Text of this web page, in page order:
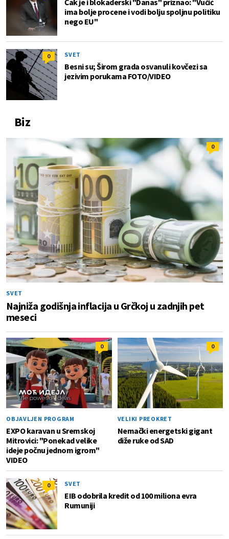
ima bolje procene i vodi bolju spoljnu politiku
nego EU"
0 SVET
Besni su; Širom grada osvanuli kovčezi sa
jezivim porukama FOTO/VIDEO
Biz
0
SVET
Najniža godišnja inflacija u Grčkoj u zadnjih pet
meseci
0
OBJAVLJEN PROGRAM
EXPO karavan u Sremskoj
Mitrovici: "Ponekad velike
ideje počnu jednom igrom"
VIDEO
0
VELIKI PREOKRET
Nemački energetski gigant
diže ruke od SAD
0 SVET
EIB odobrila kredit od 100 miliona evra
Rumuniji